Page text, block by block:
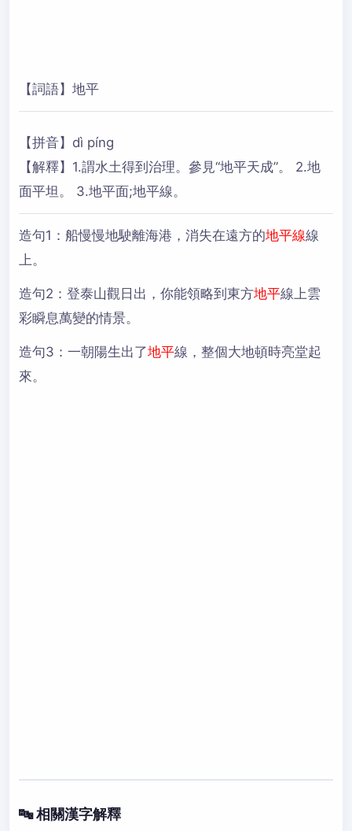
【詞語】地平
【拼音】dì píng
【解釋】1.謂水土得到治理。參見“地平天成”。 2.地
面平坦。 3.地平面;地平線。
造句1： 船慢慢地駛離海港，消失在遠方的地平線線
上。
造句2： 登泰山觀日出，你能領略到東方地平線上雲
彩瞬息萬變的情景。
造句3： 一朝陽生出了地平線，整個大地頓時亮堂起
來。
🔤 相關漢字解釋